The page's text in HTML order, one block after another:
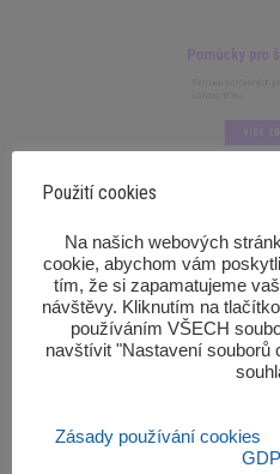
VÍCE
Použití cookies
‎Na našich webových
cookie, abychom vám
tím, že si zapamatujeme
návštěvy. Kliknutím na
používáním VŠECH
navštívit "Nastavení souborů
Zásady používání cookies